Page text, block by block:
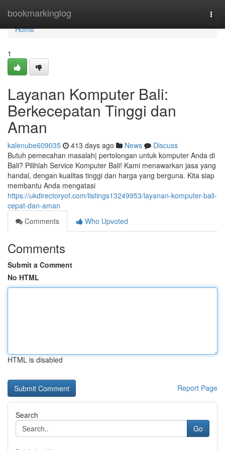
bookmarkinglog
Home
Home
1
Layanan Komputer Bali:
Berkecepatan Tinggi dan
Aman
kalenube609035 413 days ago News
Discuss
Butuh pemecahan masalah| pertolongan untuk komputer Anda di
Bali? Pilihlah Service Komputer Bali! Kami menawarkan jasa yang
handal, dengan kualitas tinggi dan harga yang berguna. Kita siap
membantu Anda mengatasi
https://ukdirectoryof.com/listings13249953/layanan-komputer-bali-
cepat-dan-aman
Comments
Who Upvoted
Comments
Submit a Comment
No HTML
HTML is disabled
Report Page
Search
Go